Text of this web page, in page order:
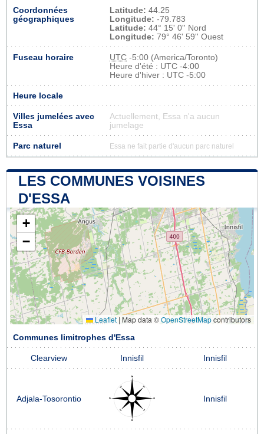
Coordonnées
géographiques
Latitude: 44.25
Longitude: -79.783
Latitude: 44° 15' 0'' Nord
Longitude: 79° 46' 59'' Ouest
Fuseau horaire UTC -5:00 (America/Toronto)
Heure d'été : UTC -4:00
Heure d'hiver : UTC -5:00
Heure locale
Villes jumelées avec
Essa
Actuellement, Essa n'a aucun
jumelage
Parc naturel Essa ne fait partie d'aucun parc naturel
LES COMMUNES VOISINES
D'ESSA
+
−
Leaflet | Map data ©OpenStreetMapcontributors
Communes limitrophes d'Essa
Clearview Innisfil Innisfil
Adjala-Tosorontio Innisfil